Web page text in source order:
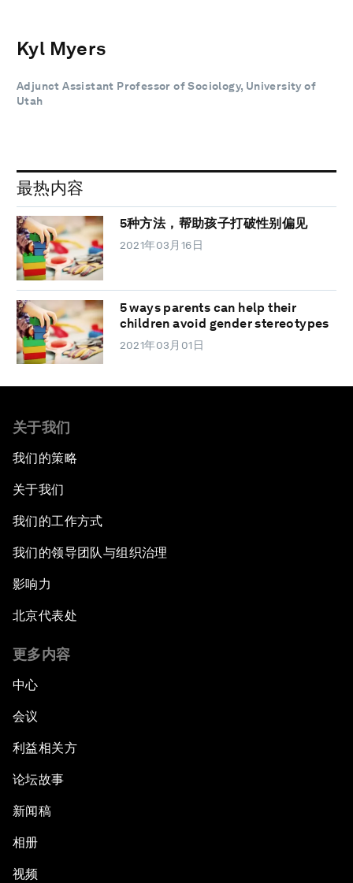
Kyl Myers
Adjunct Assistant Professor of Sociology, University of
Utah
最热内容
5种方法，帮助孩子打破性别偏见
2021年03月16日
5 ways parents can help their
children avoid gender stereotypes
2021年03月01日
关于我们
我们的策略
关于我们
我们的工作方式
我们的领导团队与组织治理
影响力
北京代表处
更多内容
中心
会议
利益相关方
论坛故事
新闻稿
相册
视频